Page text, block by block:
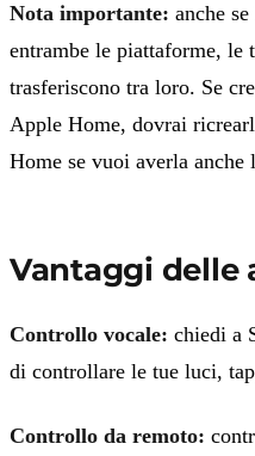
Nota importante: anche
entrambe le piattaforme, le
trasferiscono tra loro. Se
Apple Home, dovrai
Home se vuoi averla anche
Vantaggi delle
Controllo vocale: chiedi a
di controllare le tue luci,
Controllo da remoto: